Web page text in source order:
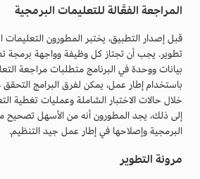
المراجعة الفعَّالة للتعليمات البرمجية
قبل إصدار التطبيق، يختبر المطورون
بيانات ووحدة في البرنامج متطلبات مراجعة
باستخدام إطار عمل، يمكن لفرق البرامج
خلال حالات الاختبار الشاملة وعمليات تغطية
إلى ذلك، يجد المطورون أنه من الأسهل تصحيح
البرمجية وإصلاحها في إطار عمل جيد التنظيم.
مرونة التطوير